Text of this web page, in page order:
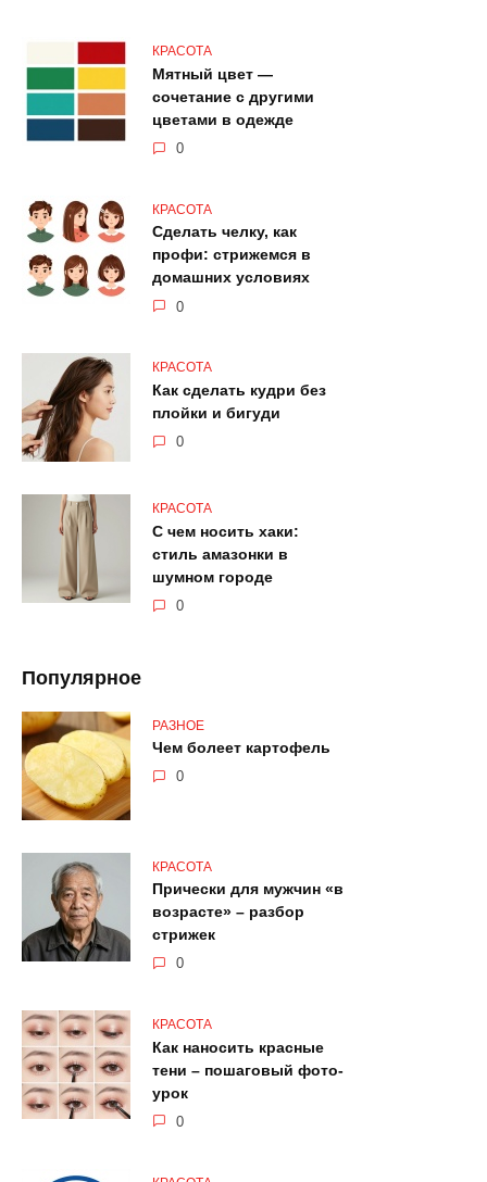
КРАСОТА
Мятный цвет —
сочетание с другими
цветами в одежде
0
КРАСОТА
Сделать челку, как
профи: стрижемся в
домашних условиях
0
КРАСОТА
Как сделать кудри без
плойки и бигуди
0
КРАСОТА
С чем носить хаки:
стиль амазонки в
шумном городе
0
Популярное
РАЗНОЕ
Чем болеет картофель
0
КРАСОТА
Прически для мужчин «в
возрасте» – разбор
стрижек
0
КРАСОТА
Как наносить красные
тени – пошаговый фото-
урок
0